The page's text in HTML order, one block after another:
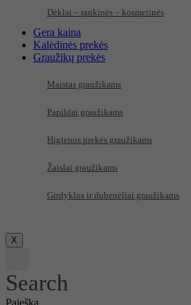
Dėklai – rankinės – kosmetinės
Gera kaina
Kalėdinės prekės
Graužikų prekės
Maistas graužikams
Papildai graužikams
Higienos prekės graužikams
Žaislai graužikams
Girdyklos ir dubenėliai graužikams
X
Search
Paieška